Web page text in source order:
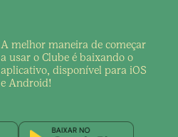
A melhor maneira de começar
a usar o Clube é baixando o
aplicativo, disponível para iOS
e Android!